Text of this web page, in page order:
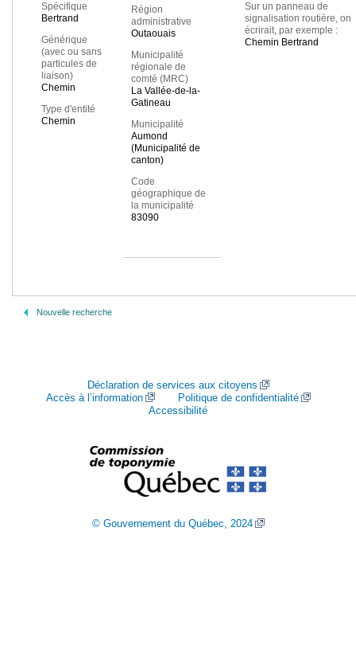
Spécifique
Bertrand
Générique
(avec ou sans
particules de
liaison)
Chemin
Type d'entité
Chemin
Région
administrative
Outaouais
Municipalité
régionale de
comté (MRC)
La Vallée-de-la-
Gatineau
Municipalité
Aumond
(Municipalité de
canton)
Code
géographique de
la municipalité
83090
Sur un panneau de
signalisation routière, on
écrirait, par exemple :
Chemin Bertrand
Nouvelle recherche
Déclaration de services aux citoyens
Accès à l’information
Politique de confidentialité
Accessibilité
© Gouvernement du Québec, 2024